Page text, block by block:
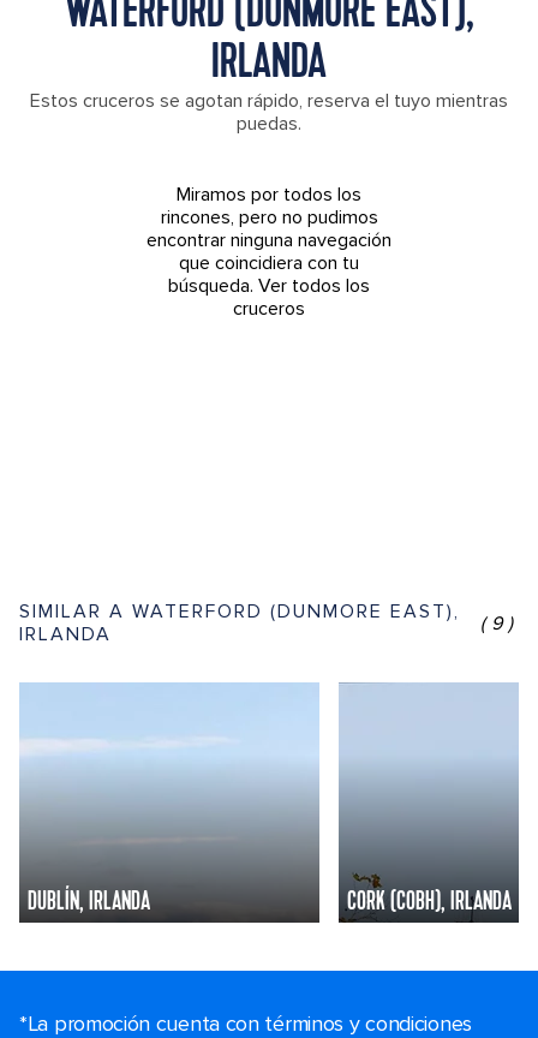
WATERFORD (DUNMORE EAST),
IRLANDA
Estos cruceros se agotan rápido, reserva el tuyo mientras
puedas.
Miramos por todos los
rincones, pero no pudimos
encontrar ninguna navegación
que coincidiera con tu
búsqueda. Ver todos los
cruceros
SIMILAR A WATERFORD (DUNMORE EAST),
IRLANDA
(9)
DUBLÍN, IRLANDA CORK (COBH), IRLANDA
*La promoción cuenta con términos y condiciones